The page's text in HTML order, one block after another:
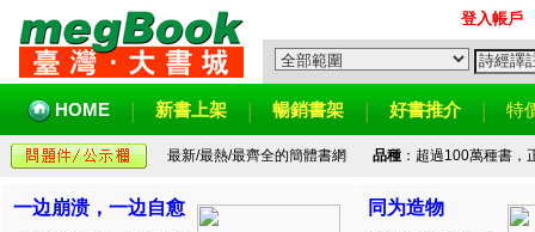
登入帳戶
HOME 新書上架 暢銷書架 好書推介 特
最新/最熱/最齊全的簡體書網 品種：超過100萬種書，
一边崩溃，一边自愈 同为造物